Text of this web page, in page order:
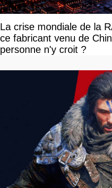
La crise mondiale de la
ce fabricant venu de
personne n'y croit ?